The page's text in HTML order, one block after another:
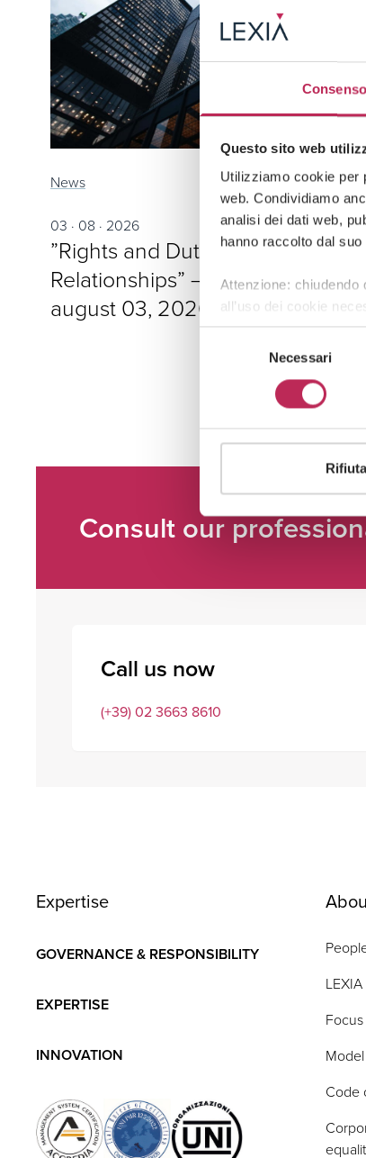
Consenso
Questo sito web
Utilizziamo cookie per
web. Condividiamo
analisi dei dati web,
hanno raccolto dal
Attenzione: chiudendo
all’uso dei cookie
Necessari
Rifiuta
News
03 · 08 · 2026
”Rights and Duties in
Relationships” – Insight No. 401
august 03, 2026
Consult our
Call us now
(+39) 02 3663 8610
Expertise
GOVERNANCE & RESPONSIBILITY
EXPERTISE
INNOVATION
LEXIA
Focus
Model
Code